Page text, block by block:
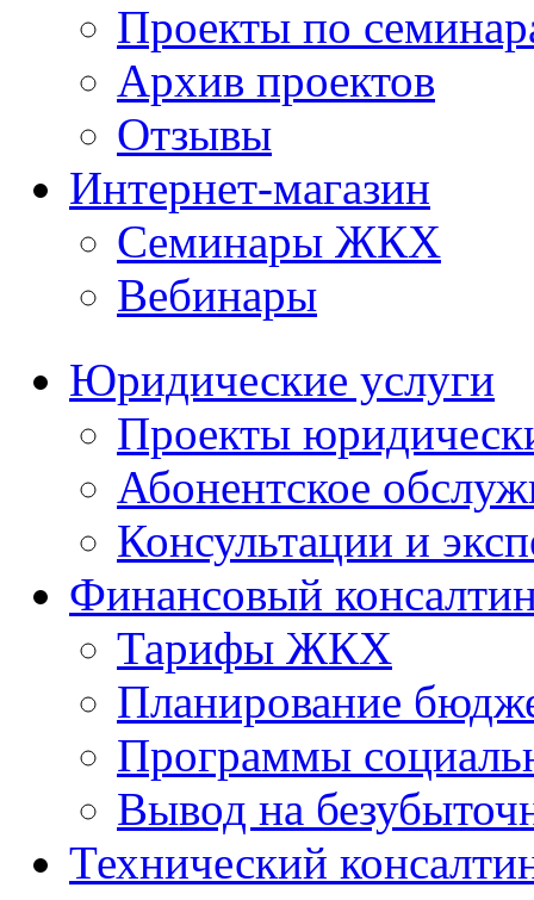
Проекты по
Архив проектов
Отзывы
Интернет-магазин
Семинары ЖКХ
Вебинары
Юридические услуги
Проекты
Абонентское
Консультации и
Финансовый
Тарифы ЖКХ
Планирование
Программы
Вывод на
Технический